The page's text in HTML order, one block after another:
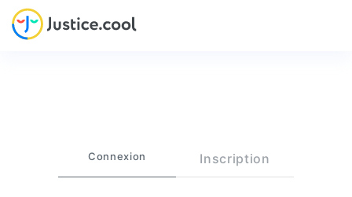
Connexion Inscription